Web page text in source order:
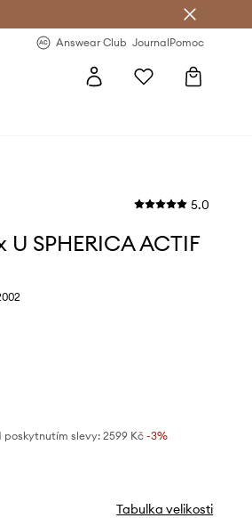
Answear Club JournalPomoc
5.0
SPHERICA ACTIF
poskytnutím slevy: 2599 Kč -3%
Tabulka velikosti